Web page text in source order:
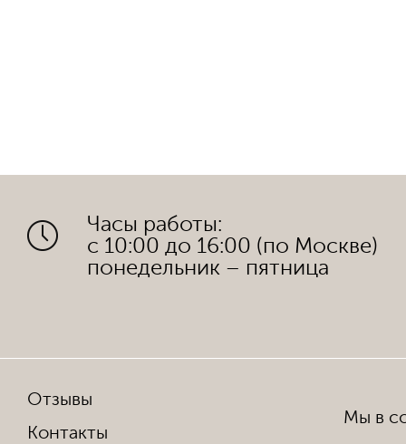
Часы работы:
с 10:00 до 16:00 (по Москве)
понедельник – пятница
Отзывы
Контакты
Мы в